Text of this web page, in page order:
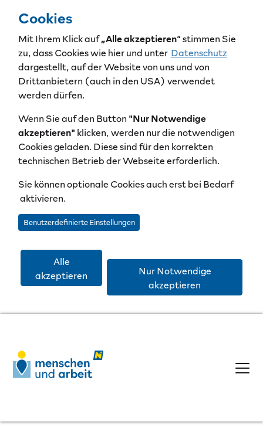
Cookies
Mit Ihrem Klick auf„Alle akzeptieren“stimmen Sie
zu, dass Cookies wie hier und unter Datenschutz
dargestellt, auf der Website von uns und von
Drittanbietern (auch in den USA) verwendet
werden dürfen.
Wenn Sie auf den Button "Nur Notwendige
akzeptieren" klicken, werden nur die notwendigen
Cookies geladen. Diese sind für den korrekten
technischen Betrieb der Webseite erforderlich.
Sie können optionale Cookies auch erst bei Bedarf
aktivieren.
Benutzerdefinierte Einstellungen
Alle
akzeptieren
Nur Notwendige
akzeptieren